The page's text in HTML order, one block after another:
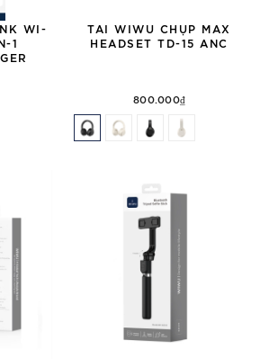
WI-
1
TAI WIWU CHỤP MAX
HEADSET TD-15 ANC
800.000₫